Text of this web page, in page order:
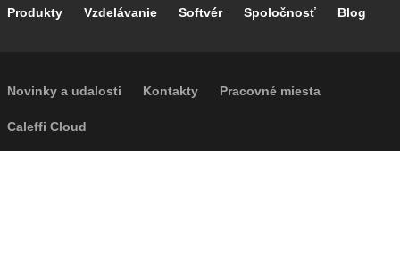
Footer main navigation
Produkty Vzdelávanie Softvér Spoločnosť Blog
Footer secondary navigation
Novinky a udalosti Kontakty Pracovné miesta
Caleffi Cloud